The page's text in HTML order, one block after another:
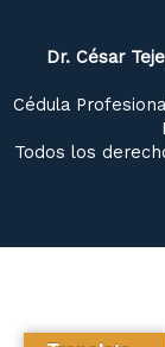
Dr. César
Cédula
Todos los